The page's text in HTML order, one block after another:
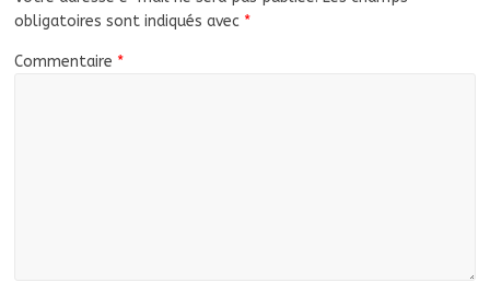
obligatoires sont indiqués avec *
Commentaire *